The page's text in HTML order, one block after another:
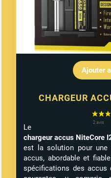
Ajouter
CHARGEUR
Le
chargeur accus NiteCore
est la solution pour une
accus, abordable et
spécifications des accus